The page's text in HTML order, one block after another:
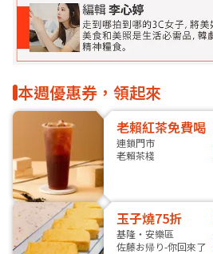
本週優惠券，領起來
老賴紅茶免費喝
連鎖門市
老賴茶棧
玉子燒75折
基隆・安樂區
佐藤お帰り-你回來了